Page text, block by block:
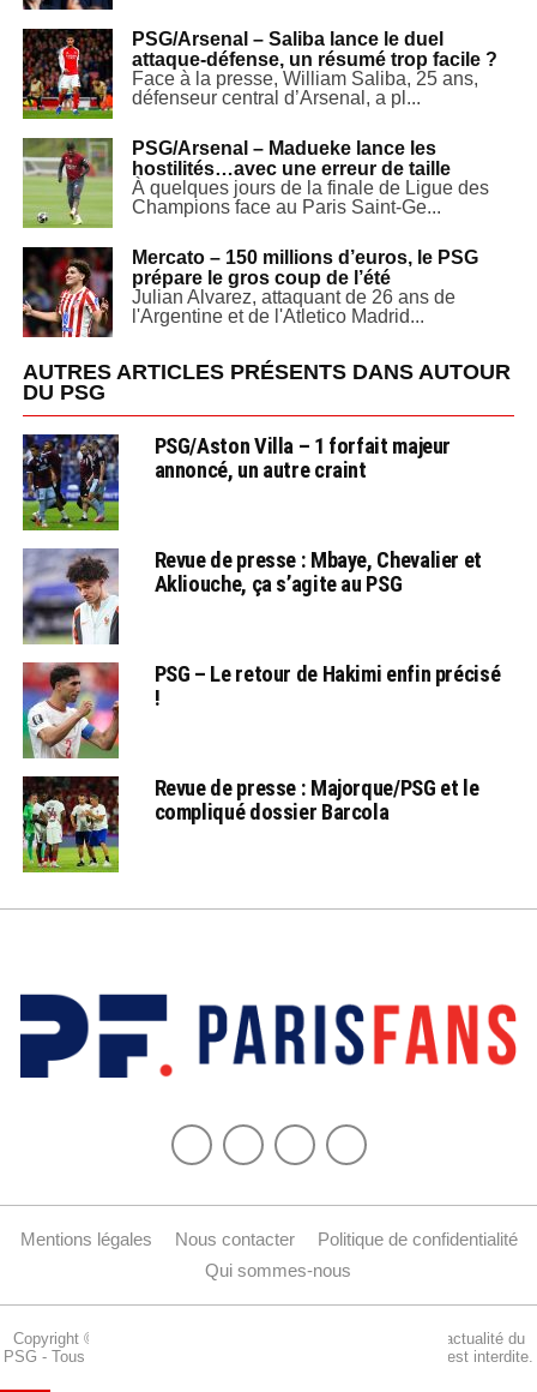
PSG/Arsenal – Saliba lance le duel
attaque-défense, un résumé trop facile ?
Face à la presse, William Saliba, 25 ans,
défenseur central d’Arsenal, a pl...
PSG/Arsenal – Madueke lance les
hostilités…avec une erreur de taille
À quelques jours de la finale de Ligue des
Champions face au Paris Saint-Ge...
Mercato – 150 millions d’euros, le PSG
prépare le gros coup de l’été
Julian Alvarez, attaquant de 26 ans de
l'Argentine et de l'Atletico Madrid...
AUTRES ARTICLES PRÉSENTS DANS AUTOUR
DU PSG
PSG/Aston Villa – 1 forfait majeur
annoncé, un autre craint
Revue de presse : Mbaye, Chevalier et
Akliouche, ça s’agite au PSG
PSG – Le retour de Hakimi enfin précisé
!
Revue de presse : Majorque/PSG et le
compliqué dossier Barcola
Mentions légales Nous contacter
Politique de confidentialité
Qui sommes-nous
Copyright © 2015-2024 Parisfans.fr, 1er site amateur dédié à l'actualité du
PSG - Tous les droits sont réservés. La reproduction de ce site est interdite.